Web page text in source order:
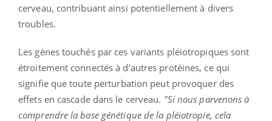
cerveau, contribuant ainsi potentiellement à divers
troubles.
Les gènes touchés par ces variants pléiotropiques sont
étroitement connectés à d’autres protéines, ce qui
signifie que toute perturbation peut provoquer des
effets en cascade dans le cerveau. "Si nous parvenons à
comprendre la base génétique de la pléiotropie, cela